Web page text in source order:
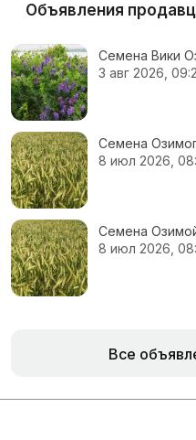
Объявления
Семена Вики
3 авг 2026,
Семена
8 июл 2026,
Семена
8 июл 2026,
Все